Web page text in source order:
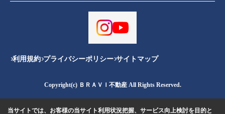
利用規約 プライバシーポリシー サイトマップ
Copyright(c) ＢＲＡＶＩ不動産 All Rights Reserved.
当サイトでは、お客様の当サイト利用状況把握、サービス向上検討を目的と